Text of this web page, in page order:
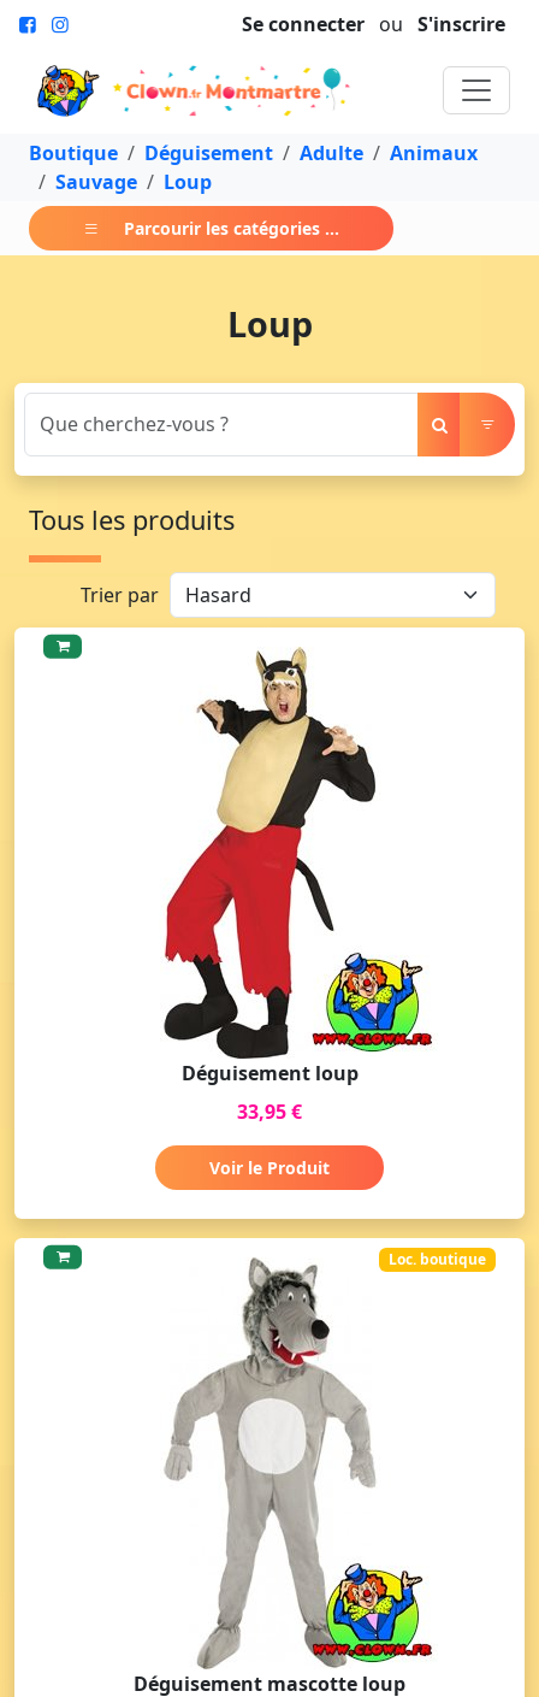
Se connecter ou S'inscrire
Boutique Déguisement Adulte
Animaux
Sauvage
Loup
Parcourir les catégories ...
Loup
Tous les produits
Trier par
Déguisement loup
33,95 €
Voir le Produit
Loc. boutique
Déguisement mascotte loup